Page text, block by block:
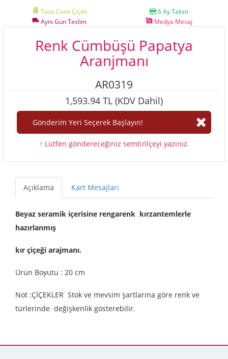
local_florist Taze Canlı Çiçek 6 Ay Taksit
local_shipping Aynı Gün Teslim add_a_photoMedya Mesaj
Renk Cümbüşü Papatya
Aranjmanı
AR0319
1,593.94 TL (KDV Dahil)
↑ Lütfen göndereceğiniz semti/ilçeyi yazınız.
Açıklama Kart Mesajları
Beyaz seramik içerisine rengarenk kırzantemlerle
hazırlanmış
kır çiçeği arajmanı.
Ürün Boyutu : 20 cm
Not :ÇİÇEKLER Stok ve mevsim şartlarına göre renk ve
türlerinde değişkenlik gösterebilir.